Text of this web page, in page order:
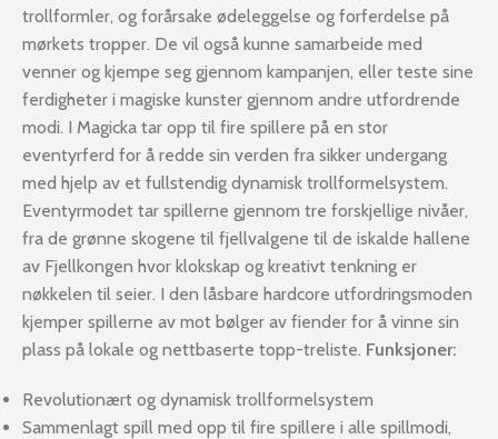
trollformler, og forårsake ødeleggelse og forferdelse på
mørkets tropper. De vil også kunne samarbeide med
venner og kjempe seg gjennom kampanjen, eller teste sine
ferdigheter i magiske kunster gjennom andre utfordrende
modi. I Magicka tar opp til fire spillere på en stor
eventyrferd for å redde sin verden fra sikker undergang
med hjelp av et fullstendig dynamisk trollformelsystem.
Eventyrmodet tar spillerne gjennom tre forskjellige nivåer,
fra de grønne skogene til fjellvalgene til de iskalde hallene
av Fjellkongen hvor klokskap og kreativt tenkning er
nøkkelen til seier. I den låsbare hardcore utfordringsmoden
kjemper spillerne av mot bølger av fiender for å vinne sin
plass på lokale og nettbaserte topp-treliste. Funksjoner:
Revolutionært og dynamisk trollformelsystem
Sammenlagt spill med opp til fire spillere i alle spillmodi,